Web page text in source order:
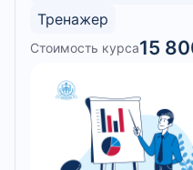
Тренажер
Стоимость курса15